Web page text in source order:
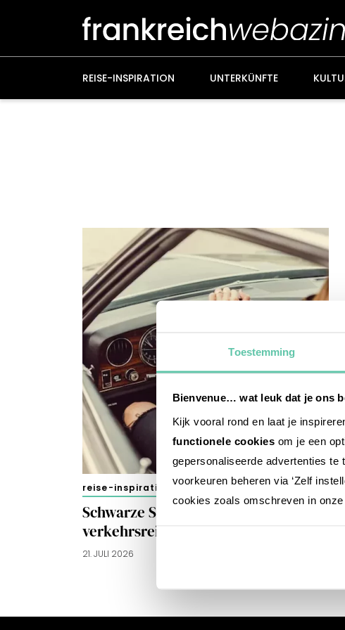
Toestemming
Bienvenue… wat leuk dat je ons
Kijk vooral rond en laat je
functionele cookies om je een
gepersonaliseerde advertenties te
voorkeuren beheren via ‘Zelf
cookies zoals omschreven in onze
REISE-INSPIRATION UNTERKÜNFTE
reise-inspiration
Schwarze Samstage 2026: Die
verkehrsreichsten Wochenenden
21. JULI 2026